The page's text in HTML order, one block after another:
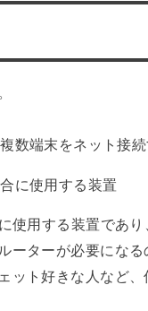
数端末をネット接
に使用する装置
使用する装置であ
ーターが必要にな
ット好きな人など